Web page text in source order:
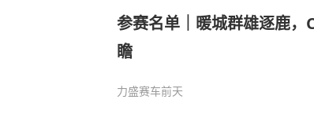
参赛名单｜暖城群雄逐鹿，
瞻
力盛赛车前天